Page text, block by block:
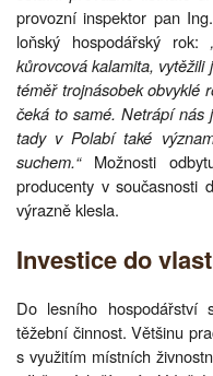
provozní inspektor pan
loňský hospodářský rok:
kůrovcová kalamita,
téměř trojnásobek obvyklé
čeká to samé. Netrápí nás
tady v Polabí také
suchem.“Možnosti
producenty v současnosti
výrazně klesla.
Investice do
Do lesního hospodářství
těžební činnost. Většinu
s využitím místních